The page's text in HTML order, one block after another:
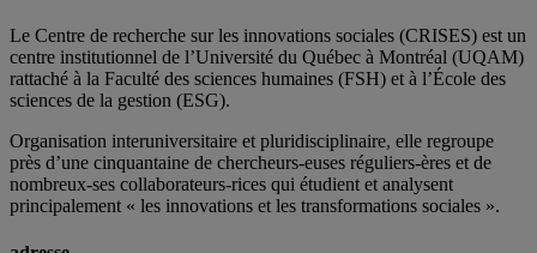
Le Centre de recherche sur les innovations sociales (CRISES) est un
centre institutionnel de l’Université du Québec à Montréal (UQAM)
rattaché à la Faculté des sciences humaines (FSH) et à l’École des
sciences de la gestion (ESG).
Organisation interuniversitaire et pluridisciplinaire, elle regroupe
près d’une cinquantaine de chercheurs-euses réguliers-ères et de
nombreux-ses collaborateurs-rices qui étudient et analysent
principalement « les innovations et les transformations sociales ».